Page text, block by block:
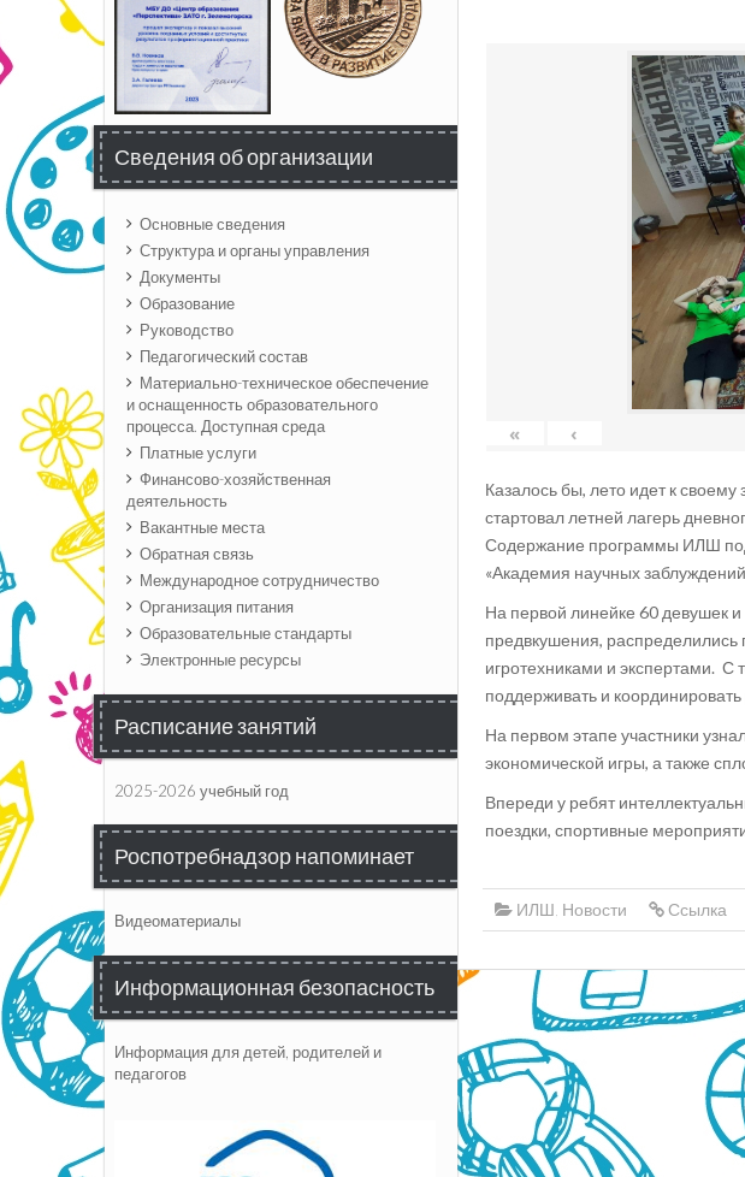
Сведения об организации
Основные сведения
Структура и органы управления
Документы
Образование
Руководство
Педагогический состав
Материально-техническое обеспечение
и оснащенность образовательного
процесса. Доступная среда
Платные услуги
Финансово-хозяйственная
деятельность
Вакантные места
Обратная связь
Международное сотрудничество
Организация питания
Образовательные стандарты
Электронные ресурсы
Расписание занятий
2025-2026 учебный год
Роспотребнадзор напоминает
Видеоматериалы
Информационная безопасность
Информация для детей, родителей и
педагогов
« ‹
Казалось бы, лето идет к
стартовал летней лагерь
Содержание программы ИЛШ
«Академия научных
На первой линейке 60 девушек
предвкушения, распределились
игротехниками и экспертами. С
поддерживать и координировать
На первом этапе участники
экономической игры, а также
Впереди у ребят
поездки, спортивные
ИЛШ Новости Ссылка